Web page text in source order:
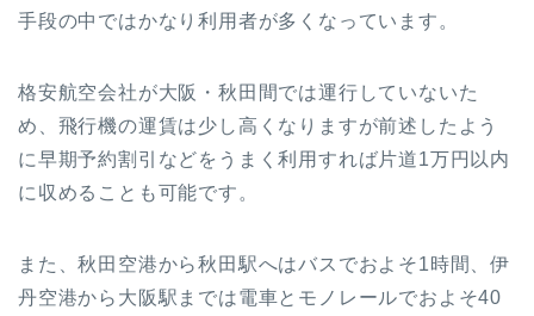
手段の中ではかなり利用者が多くなっています。
格安航空会社が大阪・秋田間では運行していないた
め、飛行機の運賃は少し高くなりますが前述したよう
に早期予約割引などをうまく利用すれば片道1万円以内
に収めることも可能です。
また、秋田空港から秋田駅へはバスでおよそ1時間、伊
丹空港から大阪駅までは電車とモノレールでおよそ40